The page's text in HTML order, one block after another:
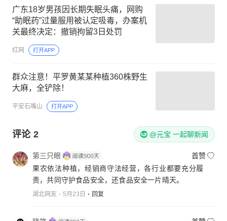
广东18岁男孩因长期失眠头痛，网购
“助眠药”过量服用被认定吸毒，办案机
关最终决定：撤销拘留3日处罚
红网 打开APP
群众注意！平罗黄某某种植360株野生
大麻，全铲除！
平安石嘴山 打开APP
评论 2 @元宝 一起聊新闻
第三只眼
首赞
果农依法种植，经销商守法经营，各行业都要充分履
责，共同守护食品安全，还食品安全一片晴天。
湖北网友 5月23日 回复